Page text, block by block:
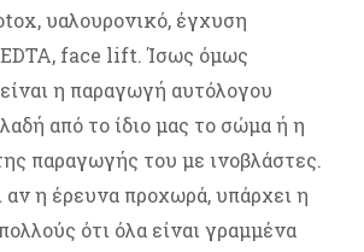
υαλουρονικό, έγχυση
EDTA, face lift. Ίσως όμως
η παραγωγή αυτόλογου
από το ίδιο μας το σώμα ή η
παραγωγής του με ινοβλάστες.
αν η έρευνα προχωρά, υπάρχει η
ότι όλα είναι γραμμένα